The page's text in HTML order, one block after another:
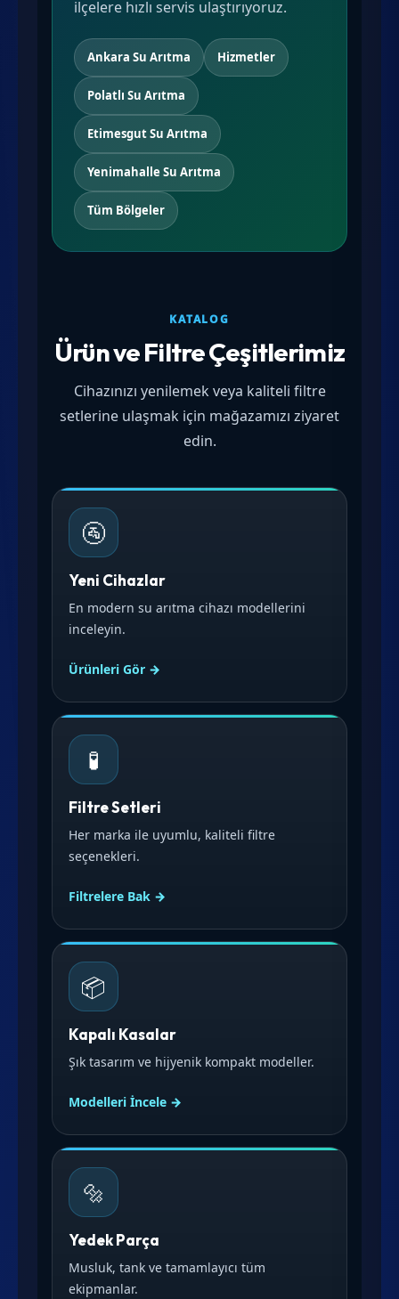
ilçelere hızlı servis ulaştırıyoruz.
Ankara Su Arıtma Hizmetler
Polatlı Su Arıtma
Etimesgut Su Arıtma
Yenimahalle Su Arıtma
Tüm Bölgeler
KATALOG
Ürün ve Filtre Çeşitlerimiz
Cihazınızı yenilemek veya kaliteli filtre
setlerine ulaşmak için mağazamızı ziyaret
edin.
🚰
Yeni Cihazlar
En modern su arıtma cihazı modellerini
inceleyin.
Ürünleri Gör →
🧪
Filtre Setleri
Her marka ile uyumlu, kaliteli filtre
seçenekleri.
Filtrelere Bak →
📦
Kapalı Kasalar
Şık tasarım ve hijyenik kompakt modeller.
Modelleri İncele →
🔩
Yedek Parça
Musluk, tank ve tamamlayıcı tüm
ekipmanlar.